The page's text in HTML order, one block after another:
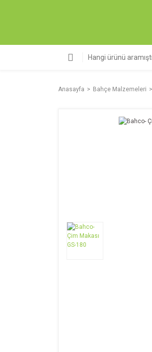
Anasayfa Bahçe Malzemeleri